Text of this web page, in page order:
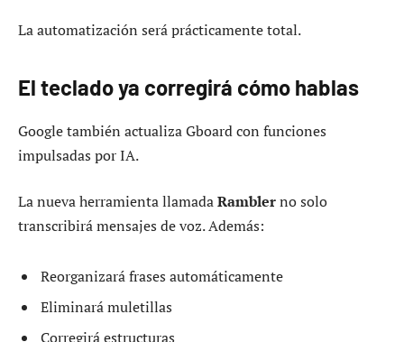
La automatización será prácticamente total.
El teclado ya corregirá cómo hablas
Google también actualiza Gboard con funciones
impulsadas por IA.
La nueva herramienta llamadaRamblerno solo
transcribirá mensajes de voz. Además:
Reorganizará frases automáticamente
Eliminará muletillas
Corregirá estructuras